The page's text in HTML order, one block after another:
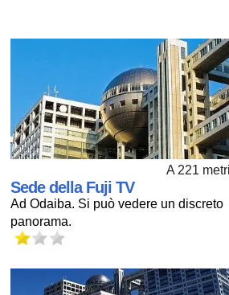
A 221
Sede della Fuji TV
Ad Odaiba. Si può vedere un discreto
panorama.